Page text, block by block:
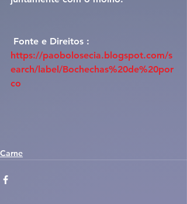
Fonte e Direitos :
https://paobolosecia.blogspot.com/s
earch/label/Bochechas%20de%20por
co
Carne